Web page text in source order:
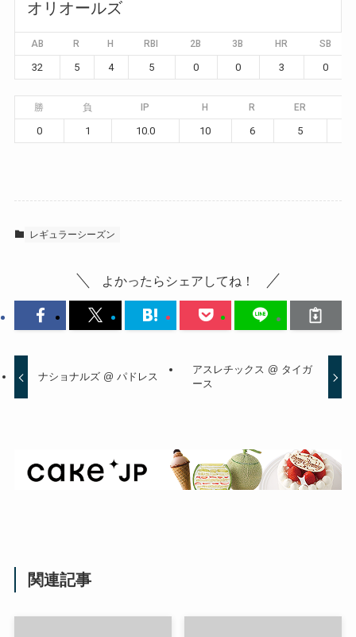
オリオールズ
AB R H RBI 2B 3B HR SB
32 5 4 5 0 0 3 0
勝 負 IP H R ER
0 1 10.0 10 6 5
レギュラーシーズン
よかったらシェアしてね！
ナショナルズ @ パドレス
アスレチックス @ タイガ
ース
関連記事